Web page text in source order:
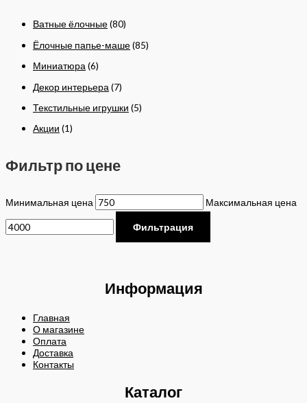
Ватные ёлочные(80)
Ёлочные папье-маше(85)
Миниатюра (6)
Декор интерьера (7)
Текстильные игрушки (5)
Акции (1)
Фильтр по цене
Минимальная цена Максимальная цена
Фильтрация
Информация
Главная
О магазине
Оплата
Доставка
Контакты
Каталог